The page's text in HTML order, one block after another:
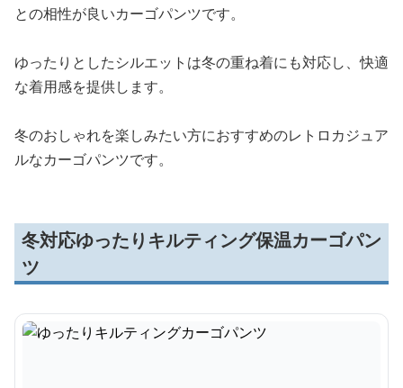
との相性が良いカーゴパンツです。
ゆったりとしたシルエットは冬の重ね着にも対応し、快適
な着用感を提供します。
冬のおしゃれを楽しみたい方におすすめのレトロカジュア
ルなカーゴパンツです。
冬対応ゆったりキルティング保温カーゴパン
ツ